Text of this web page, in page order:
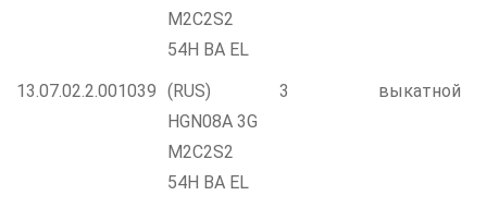
M2C2S2
54H BA EL
13.07.02.2.001039 (RUS)
HGN08A 3G
M2C2S2
54H BA EL
3 выкатной